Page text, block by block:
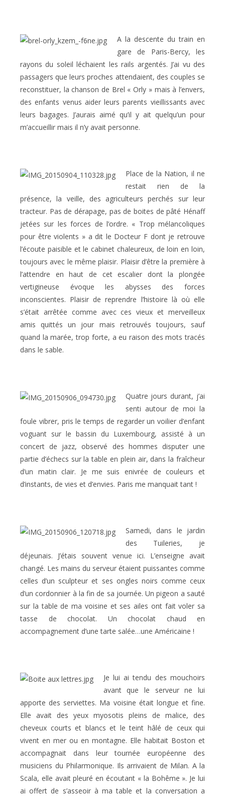
A la descente du train en
gare de Paris-Bercy, les
rayons du soleil léchaient les rails argentés. J’ai vu des
passagers que leurs proches attendaient, des couples se
reconstituer, la chanson de Brel « Orly » mais à l’envers,
des enfants venus aider leurs parents vieillissants avec
leurs bagages. J’aurais aimé qu’il y ait quelqu’un pour
m’accueillir mais il n’y avait personne.
Place de la Nation, il ne
restait rien de la
présence, la veille, des agriculteurs perchés sur leur
tracteur. Pas de dérapage, pas de boites de pâté Hénaff
jetées sur les forces de l’ordre. « Trop mélancoliques
pour être violents » a dit le Docteur F dont je retrouve
l’écoute paisible et le cabinet chaleureux, de loin en loin,
toujours avec le même plaisir. Plaisir d’être la première à
l’attendre en haut de cet escalier dont la plongée
vertigineuse évoque les abysses des forces
inconscientes. Plaisir de reprendre l’histoire là où elle
s’était arrêtée comme avec ces vieux et merveilleux
amis quittés un jour mais retrouvés toujours, sauf
quand la marée, trop forte, a eu raison des mots tracés
dans le sable.
Quatre jours durant, j’ai
senti autour de moi la
foule vibrer, pris le temps de regarder un voilier d’enfant
voguant sur le bassin du Luxembourg, assisté à un
concert de jazz, observé des hommes disputer une
partie d’échecs sur la table en plein air, dans la fraîcheur
d’un matin clair. Je me suis enivrée de couleurs et
d’instants, de vies et d’envies. Paris me manquait tant !
Samedi, dans le jardin
des Tuileries, je
déjeunais. J’étais souvent venue ici. L’enseigne avait
changé. Les mains du serveur étaient puissantes comme
celles d’un sculpteur et ses ongles noirs comme ceux
d’un cordonnier à la fin de sa journée. Un pigeon a sauté
sur la table de ma voisine et ses ailes ont fait voler sa
tasse de chocolat. Un chocolat chaud en
accompagnement d’une tarte salée…une Américaine !
Je lui ai tendu des mouchoirs
avant que le serveur ne lui
apporte des serviettes. Ma voisine était longue et fine.
Elle avait des yeux myosotis pleins de malice, des
cheveux courts et blancs et le teint hâlé de ceux qui
vivent en mer ou en montagne. Elle habitait Boston et
accompagnait dans leur tournée européenne des
musiciens du Philarmonique. Ils arrivaient de Milan. A la
Scala, elle avait pleuré en écoutant « la Bohême ». Je lui
ai offert de s’asseoir à ma table et la conversation a